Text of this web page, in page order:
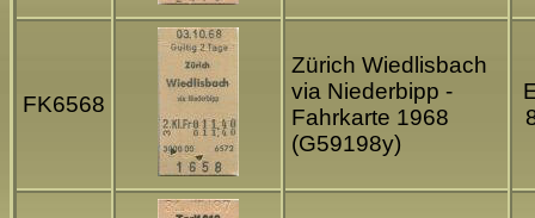
FK6568
Zürich Wiedlisbach
via Niederbipp -
Fahrkarte 1968
(G59198y)